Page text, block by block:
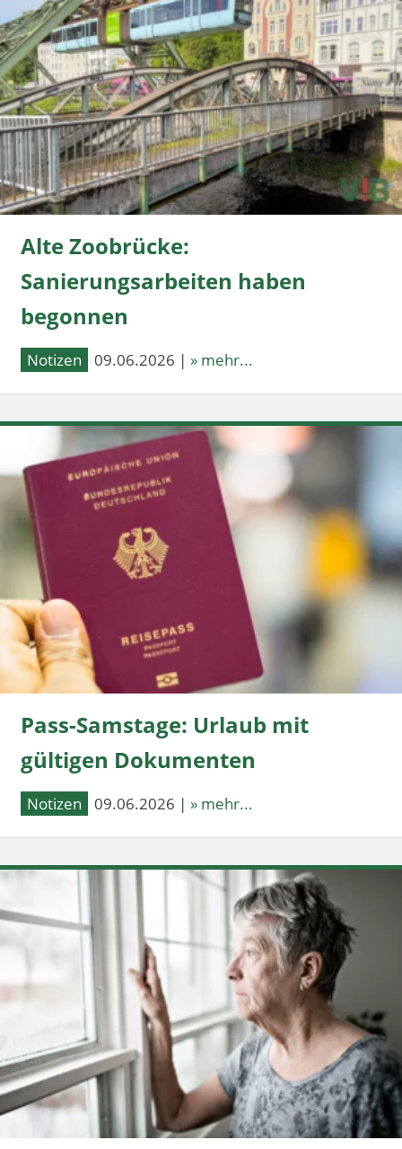
Alte Zoobrücke:
Sanierungsarbeiten haben
begonnen
Notizen 09.06.2026 | » mehr...
Pass-Samstage: Urlaub mit
gültigen Dokumenten
Notizen 09.06.2026 | » mehr...